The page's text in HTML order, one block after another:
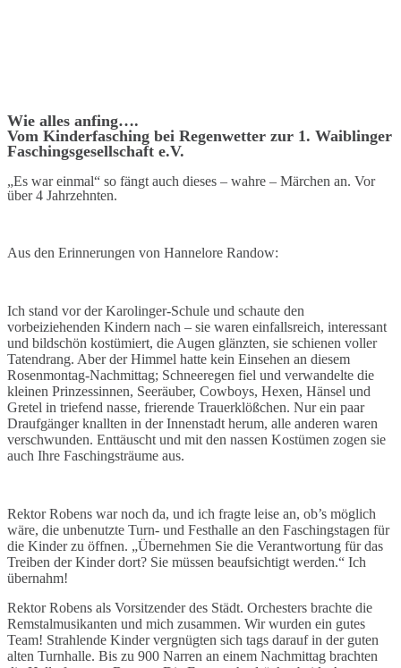
Wie alles anfing….
Vom Kinderfasching bei Regenwetter zur 1. Waiblinger
Faschingsgesellschaft e.V.
„Es war einmal“ so fängt auch dieses – wahre – Märchen an. Vor
über 4 Jahrzehnten.
Aus den Erinnerungen von Hannelore Randow:
Ich stand vor der Karolinger-Schule und schaute den
vorbeiziehenden Kindern nach – sie waren einfallsreich, interessant
und bildschön kostümiert, die Augen glänzten, sie schienen voller
Tatendrang. Aber der Himmel hatte kein Einsehen an diesem
Rosenmontag-Nachmittag; Schneeregen fiel und verwandelte die
kleinen Prinzessinnen, Seeräuber, Cowboys, Hexen, Hänsel und
Gretel in triefend nasse, frierende Trauerklößchen. Nur ein paar
Draufgänger knallten in der Innenstadt herum, alle anderen waren
verschwunden. Enttäuscht und mit den nassen Kostümen zogen sie
auch Ihre Faschingsträume aus.
Rektor Robens war noch da, und ich fragte leise an, ob’s möglich
wäre, die unbenutzte Turn- und Festhalle an den Faschingstagen für
die Kinder zu öffnen. „Übernehmen Sie die Verantwortung für das
Treiben der Kinder dort? Sie müssen beaufsichtigt werden.“ Ich
übernahm!
Rektor Robens als Vorsitzender des Städt. Orchesters brachte die
Remstalmusikanten und mich zusammen. Wir wurden ein gutes
Team! Strahlende Kinder vergnügten sich tags darauf in der guten
alten Turnhalle. Bis zu 900 Narren an einem Nachmittag brachten